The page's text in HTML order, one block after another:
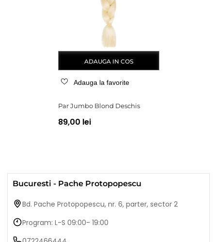
ADAUGA IN COS
Adauga la favorite
Par Jumbo Blond Deschis
89,00 lei
Bucuresti - Pache Protopopescu
Bd. Pache Protopopescu, nr. 6, parter, sector 2
Program: L-S 09:00- 19:00